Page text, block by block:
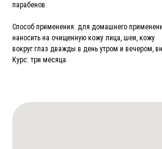
парабенов.
Способ применения: для домашнего
наносить на очищенную кожу лица, шеи, кожу
вокруг глаз дважды в день утром и вечером,
Курс: три месяца.